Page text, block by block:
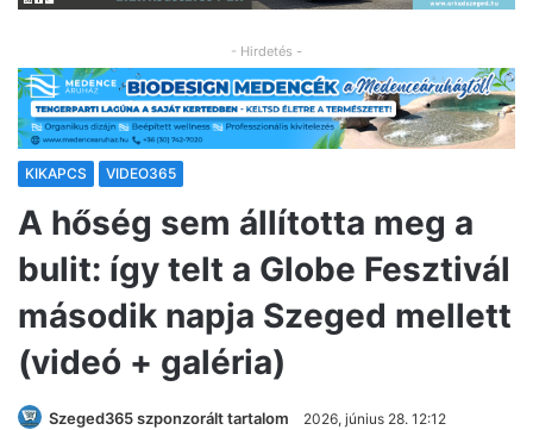
- Hirdetés -
KIKAPCS VIDEO365
A hőség sem állította meg a
bulit: így telt a Globe Fesztivál
második napja Szeged mellett
(videó + galéria)
Szeged365 szponzorált tartalom 2026, június 28. 12:12